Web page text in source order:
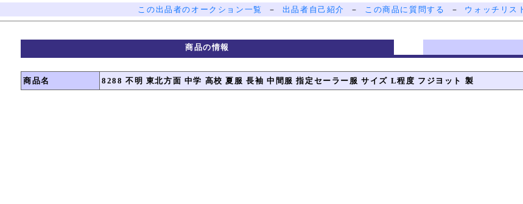
この出品者のオークション一覧 － 出品者自己紹介 － この商品に質問する － ウォッチリス
商品の情報
商品名 8288 不明 東北方面 中学 高校 夏服 長袖 中間服 指定セーラー服 サイズ L程度 フジヨット 製